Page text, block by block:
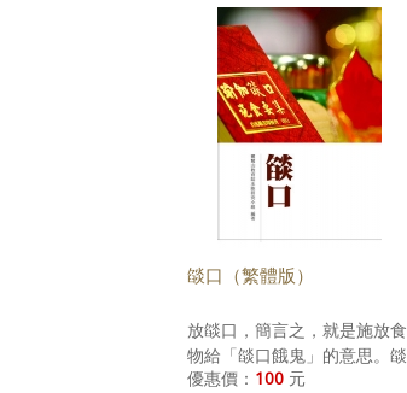
聞佛法智慧。
燄口（繁體版）
放燄口，簡言之，就是施放食
物給「燄口餓鬼」的意思。燄
口這個名稱，原本是指一個口
優惠價： 100 元